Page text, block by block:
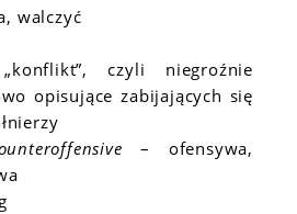
walczyć
czyli niegroźnie
opisujące zabijających się
– ofensywa,